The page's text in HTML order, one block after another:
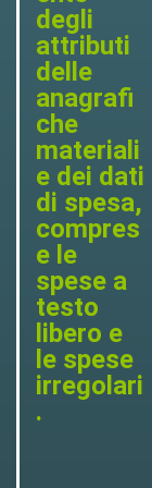
degli
attributi
delle
anagrafi
che
materiali
e dei dati
di spesa,
compres
e le
spese a
testo
libero e
le spese
irregolari
.